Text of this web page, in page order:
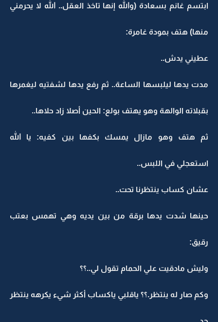
ابتسم غانم بسعادة (والله إنها تاخذ العقل.. الله لا يحرمني
منها) هتف بمودة غامرة:
عطيني يدش..
مدت يدها ليلبسها الساعة.. ثم رفع يدها لشفتيه ليغمرها
بقبلاته الوالهة وهو يهتف بولع: الحين أصلا زاد حلاها..
ثم هتف وهو مازال يمسك بكفها بين كفيه: يا الله
استعجلي في اللبس..
عشان كساب ينتظرنا تحت..
حينها شدت يدها برقة من بين يديه وهي تهمس بعتب
رقيق:
وليش مادقيت علي الحمام تقول لي..؟؟
وكم صار له ينتظر.؟؟ ياقلبي ياكساب أكثر شيء يكرهه ينتظر